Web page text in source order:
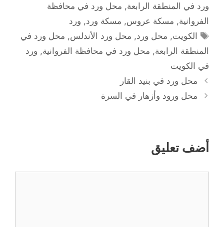
ورد في المنطقة الرابعة, محل ورد في محافظة
الفروانية, مسكة عروس, مسكة ورد, ورد
الوسوم
الكويت, محل ورد, محل ورد الأندلس, محل ورد في
المنطقة الرابعة, محل ورد في محافظة الفروانية, ورد
في الكويت
محل ورد في بنيد القار
محل ورود وأزهار في السرة
أضف تعليق